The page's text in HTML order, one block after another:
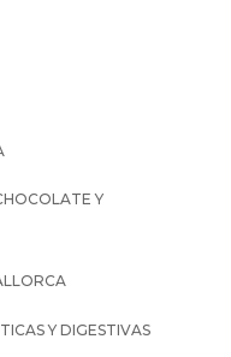
Y
Y DIGESTIVAS